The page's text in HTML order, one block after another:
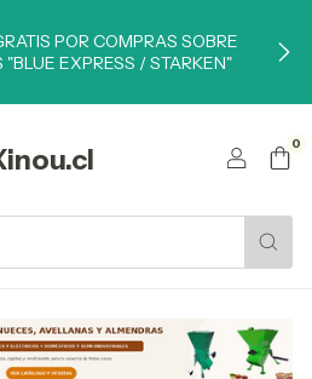
POR COMPRAS SOBRE
EXPRESS / STARKEN"
0